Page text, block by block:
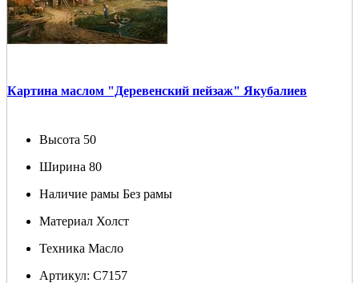
Картина маслом "Деревенский пейзаж" Якубалиев
Высота 50
Ширина 80
Наличие рамы Без рамы
Материал Холст
Техника Масло
Артикул: С7157